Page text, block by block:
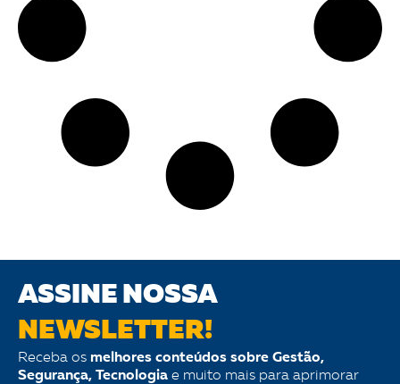
ASSINE NOSSA
NEWSLETTER!
Receba os melhores conteúdos sobre Gestão,
Segurança, Tecnologia e muito mais para aprimorar